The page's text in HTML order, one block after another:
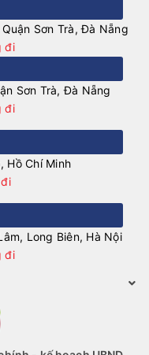
Sơn Trà, Đà Nẵng
đi
Sơn Trà, Đà Nẵng
đi
Hồ Chí Minh
Long Biên, Hà Nội
đi